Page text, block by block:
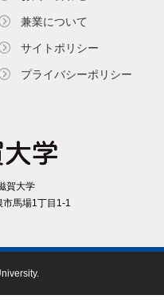
賀⼤学
⾺場1丁⽬1-1
兼業について
サイトポリシー
プライバシーポリシー